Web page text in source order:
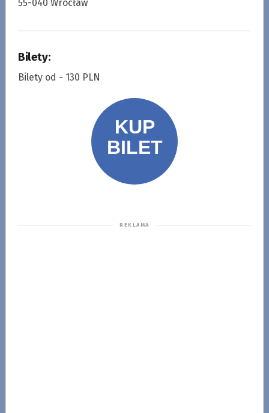
55-040 Wrocław
Bilety:
Bilety od - 130 PLN